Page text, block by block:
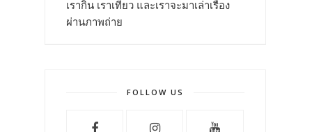
เรากิน เราเที่ยว และเราจะมาเล่าเรื่อง
ผ่านภาพถ่าย
FOLLOW US